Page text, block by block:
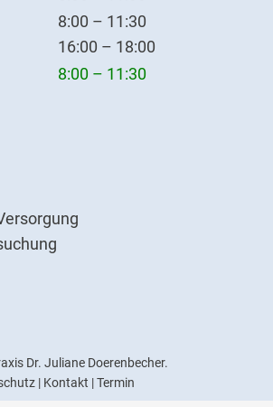
8:00 – 11:30
16:00 – 18:00
8:00 – 11:30
Dr. Juliane Doerenbecher.
| Kontakt |Termin